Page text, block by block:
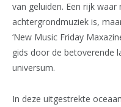
van geluiden. Een rijk waar
achtergrondmuziek is,
‘New Music Friday
gids door de betoverende
universum.
In deze uitgestrekte